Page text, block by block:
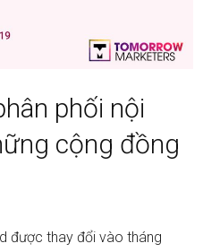
phối nội
cộng đồng
được thay đổi vào tháng